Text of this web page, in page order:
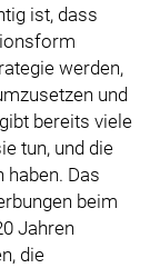
ist, dass
werden,
und
bereits viele
tun, und die
Das
beim
Jahren
die